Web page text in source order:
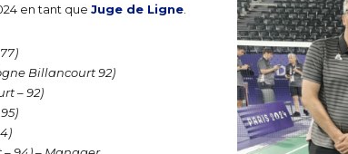
en tant que Juge de Ligne
Billancourt 92)
– 92)